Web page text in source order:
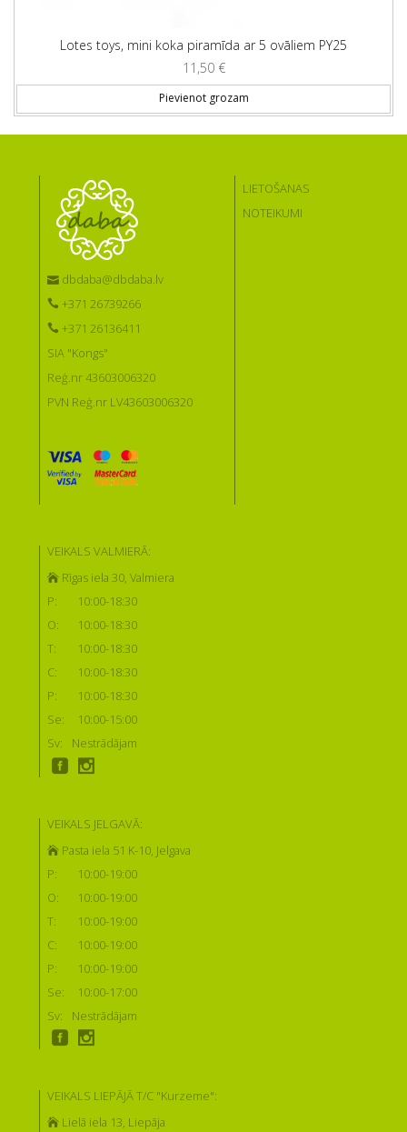
Lotes toys, mini koka piramīda ar 5 ovāliem PY25
11,50 €
Pievienot grozam
dbdaba@dbdaba.lv
+371 26739266
+371 26136411
SIA "Kongs"
Reģ.nr 43603006320
PVN Reģ.nr LV43603006320
LIETOŠANAS
NOTEIKUMI
VEIKALS VALMIERĀ:
Rīgas iela 30, Valmiera
P:
10:00-18:30
O:
10:00-18:30
T:
10:00-18:30
C:
10:00-18:30
P:
10:00-18:30
Se:
10:00-15:00
Sv:
Nestrādājam
VEIKALS JELGAVĀ:
Pasta iela 51 K-10, Jelgava
P:
10:00-19:00
O:
10:00-19:00
T:
10:00-19:00
C:
10:00-19:00
P:
10:00-19:00
Se:
10:00-17:00
Sv:
Nestrādājam
VEIKALS LIEPĀJĀ T/C "Kurzeme":
Lielā iela 13, Liepāja